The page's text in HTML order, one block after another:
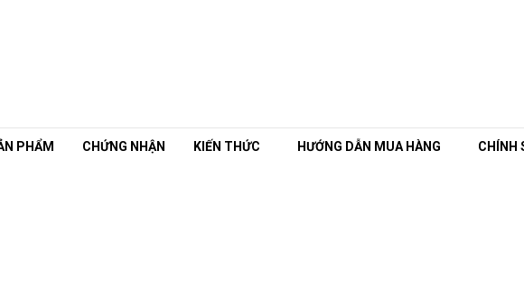
PHẨM CHỨNG NHẬN KIẾN THỨC HƯỚNG DẪN MUA HÀNG CHÍNH